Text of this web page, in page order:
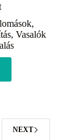
,
,Vasalók
NEXT